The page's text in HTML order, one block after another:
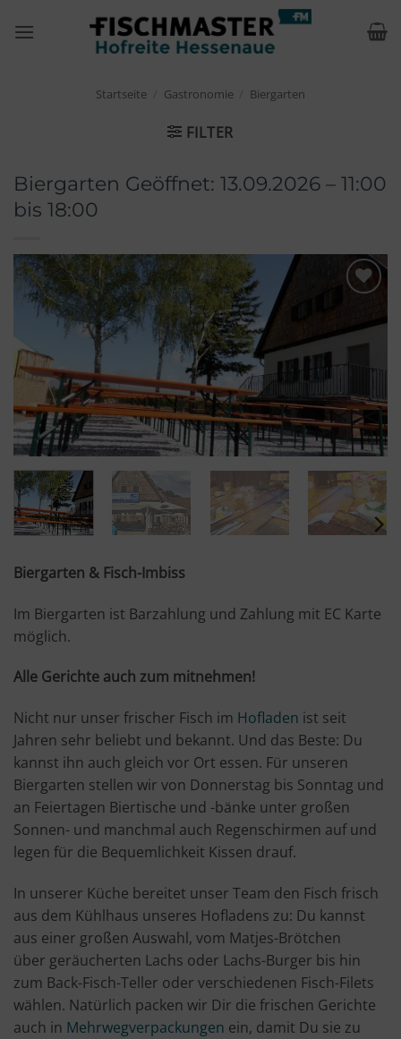
Inhalt
Startseite Gastronomie Biergarten
FILTER
Biergarten Geöffnet: 13.09.2026 – 11:00
bis 18:00
Biergarten & Fisch-Imbiss
Im Biergarten ist Barzahlung und Zahlung mit EC Karte
möglich.
Alle Gerichte auch zum mitnehmen!
Nicht nur unser frischer Fisch im Hofladen ist seit
Jahren sehr beliebt und bekannt. Und das Beste: Du
kannst ihn auch gleich vor Ort essen. Für unseren
Biergarten stellen wir von Donnerstag bis Sonntag und
an Feiertagen Biertische und -bänke unter großen
Sonnen- und manchmal auch Regenschirmen auf und
legen für die Bequemlichkeit Kissen drauf.
In unserer Küche bereitet unser Team den Fisch frisch
aus dem Kühlhaus unseres Hofladens zu: Du kannst
aus einer großen Auswahl, vom Matjes-Brötchen
über geräucherten Lachs oder Lachs-Burger bis hin
zum Back-Fisch-Teller oder verschiedenen Fisch-Filets
wählen. Natürlich packen wir Dir die frischen Gerichte
auch in Mehrwegverpackungen ein, damit Du sie zu